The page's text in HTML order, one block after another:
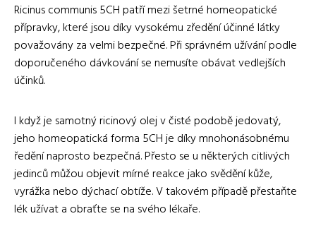
Ricinus communis 5CH patří mezi šetrné homeopatické
přípravky, které jsou díky vysokému zředění účinné látky
považovány za velmi bezpečné. Při správném užívání podle
doporučeného dávkování se nemusíte obávat vedlejších
účinků.
I když je samotný ricinový olej v čisté podobě jedovatý,
jeho homeopatická forma 5CH je díky mnohonásobnému
ředění naprosto bezpečná. Přesto se u některých citlivých
jedinců můžou objevit mírné reakce jako svědění kůže,
vyrážka nebo dýchací obtíže. V takovém případě přestaňte
lék užívat a obraťte se na svého lékaře.